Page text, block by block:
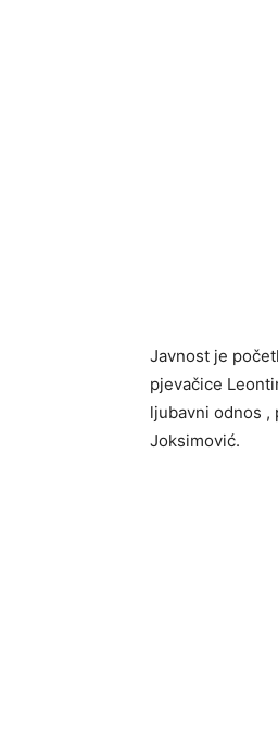
Javnost je
pjevačice
ljubavni odnos ,
Joksimović.